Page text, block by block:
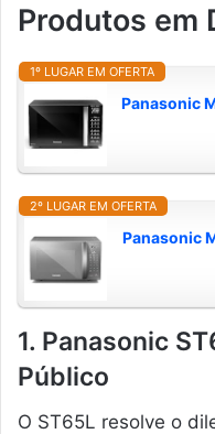
Produtos em
1º LUGAR EM OFERTA
Panasonic
2º LUGAR EM OFERTA
Panasonic
1. Panasonic
Público
O ST65L resolve o